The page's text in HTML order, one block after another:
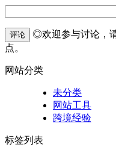
评论
◎欢迎参与讨论，
点。
网站分类
未分类
网站工具
跨境经验
标签列表